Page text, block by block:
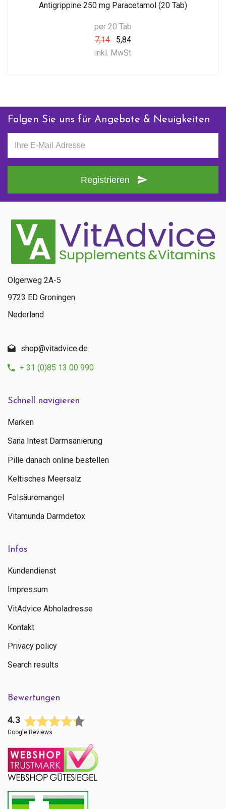
Antigrippine 250 mg Paracetamol (20 Tab)
per 20 Tab
7,14
5,84
inkl. MwSt
Folgen Sie uns für Angebote & Neuigkeiten
Registrieren
Schnell navigieren
Marken
Sana Intest Darmsanierung
Pille danach online bestellen
Keltisches Meersalz
Folsäuremangel
Vitamunda Darmdetox
Infos
Kundendienst
Impressum
VitAdvice Abholadresse
Kontakt
Privacy policy
Search results
Bewertungen
4.3
Google Reviews
Olgerweg 2A-5
9723 ED Groningen
Nederland
shop@vitadvice.de
+ 31 (0)85 13 00 990